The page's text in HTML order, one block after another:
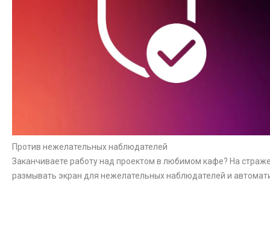
Против нежелательных наблюдателей
Заканчиваете работу над проектом в любимом кафе? На
размывать экран для нежелательных наблюдателей и